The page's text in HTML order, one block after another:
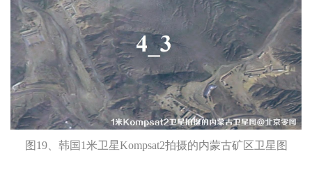
图19、韩国1米卫星Kompsat2拍摄的内蒙古矿区卫星图